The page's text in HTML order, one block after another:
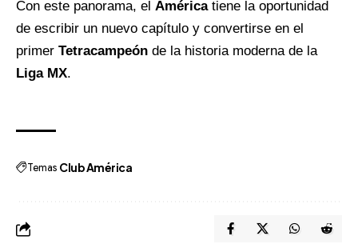
Con este panorama, el Américatiene la oportunidad
de escribir un nuevo capítulo y convertirse en el
primer Tetracampeón de la historia moderna de la
Liga MX.
Temas Club América